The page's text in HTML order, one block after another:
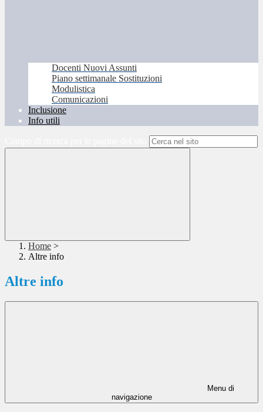
Docenti Nuovi Assunti
Piano settimanale Sostituzioni
Modulistica
Comunicazioni
Inclusione
Info utili
Home >
Altre info
Altre info
Menu di
navigazione